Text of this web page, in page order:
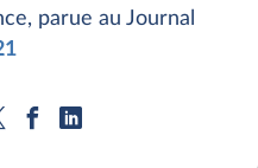
parue au Journal